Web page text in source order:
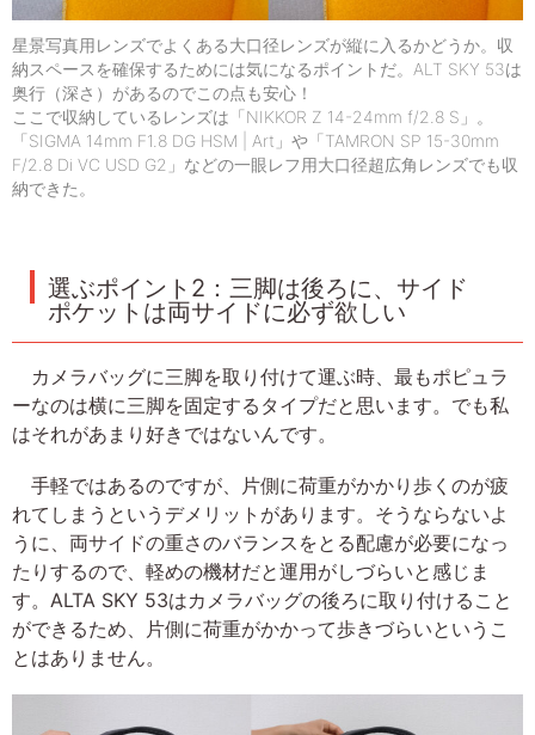
星景写真用レンズでよくある大口径レンズが縦に入るかどうか。収
納スペースを確保するためには気になるポイントだ。ALT SKY 53は
奥行（深さ）があるのでこの点も安心！
ここで収納しているレンズは「NIKKOR Z 14-24mm f/2.8 S」。
「SIGMA 14mm F1.8 DG HSM | Art」や「TAMRON SP 15-30mm
F/2.8 Di VC USD G2」などの一眼レフ用大口径超広角レンズでも収
納できた。
選ぶポイント2：三脚は後ろに、サイド
ポケットは両サイドに必ず欲しい
カメラバッグに三脚を取り付けて運ぶ時、最もポピュラ
ーなのは横に三脚を固定するタイプだと思います。でも私
はそれがあまり好きではないんです。
手軽ではあるのですが、片側に荷重がかかり歩くのが疲
れてしまうというデメリットがあります。そうならないよ
うに、両サイドの重さのバランスをとる配慮が必要になっ
たりするので、軽めの機材だと運用がしづらいと感じま
す。ALTA SKY 53はカメラバッグの後ろに取り付けること
ができるため、片側に荷重がかかって歩きづらいというこ
とはありません。